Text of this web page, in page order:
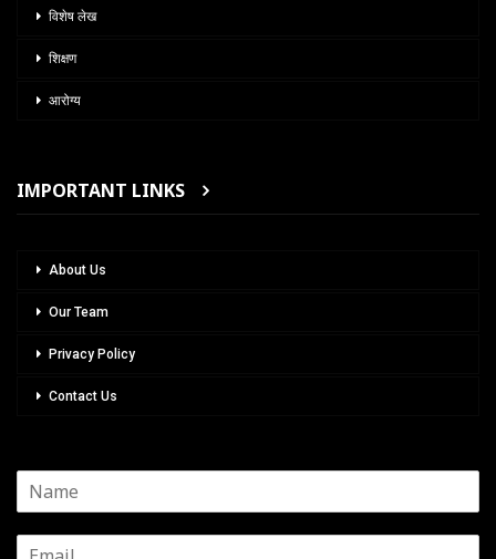
विशेष लेख
शिक्षण
आरोग्य
IMPORTANT LINKS
About Us
Our Team
Privacy Policy
Contact Us